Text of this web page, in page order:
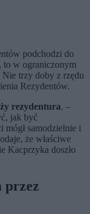
podchodzi do
to w ograniczonym
trzy doby z rzędu
Rezydentów.
rezydentura. –
jak być
mógł samodzielnie i
że właściwe
Kacprzyka doszło
przez